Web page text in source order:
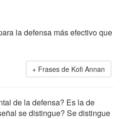
la defensa más efectivo que
Frases de Kofi Annan
de la defensa? Es la de
se distingue? Se distingue